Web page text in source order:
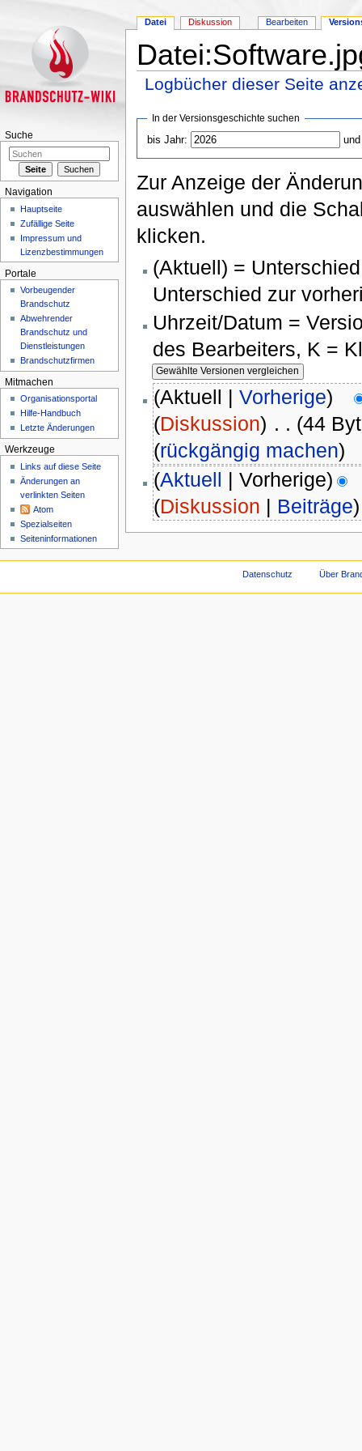
Logbücher dieser Seite
In der Versionsgeschichte suchen
bis Jahr:
Zur Anzeige der
auswählen und die
klicken.
(Aktuell) =
Unterschied zur
Uhrzeit/Datum =
des Bearbeiters, K =
(Aktuell | Vorherige)
(Diskussion) . . (44
(rückgängig machen)
(Aktuell | Vorherige)
(Diskussion | Beiträge)
Datei Diskussion Bearbeiten
Suche
Navigation
Hauptseite
Zufällige Seite
Impressum und
Lizenzbestimmungen
Portale
Vorbeugender
Brandschutz
Abwehrender
Brandschutz und
Dienstleistungen
Brandschutzfirmen
Mitmachen
Organisationsportal
Hilfe-Handbuch
Letzte Änderungen
Werkzeuge
Links auf diese Seite
Änderungen an
verlinkten Seiten
Atom
Spezialseiten
Seiteninformationen
Datenschutz Über